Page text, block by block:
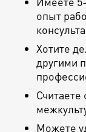
опыт
Хотите
другими
Можете